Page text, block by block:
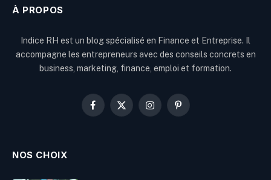
À PROPOS
Indice RH est un blog spécialisé en Finance et Entreprise. Il
accompagne les entrepreneurs avec des conseils concrets en
business, marketing, finance, emploi et formation.
Facebook
X
InstagramPinterest
NOS CHOIX